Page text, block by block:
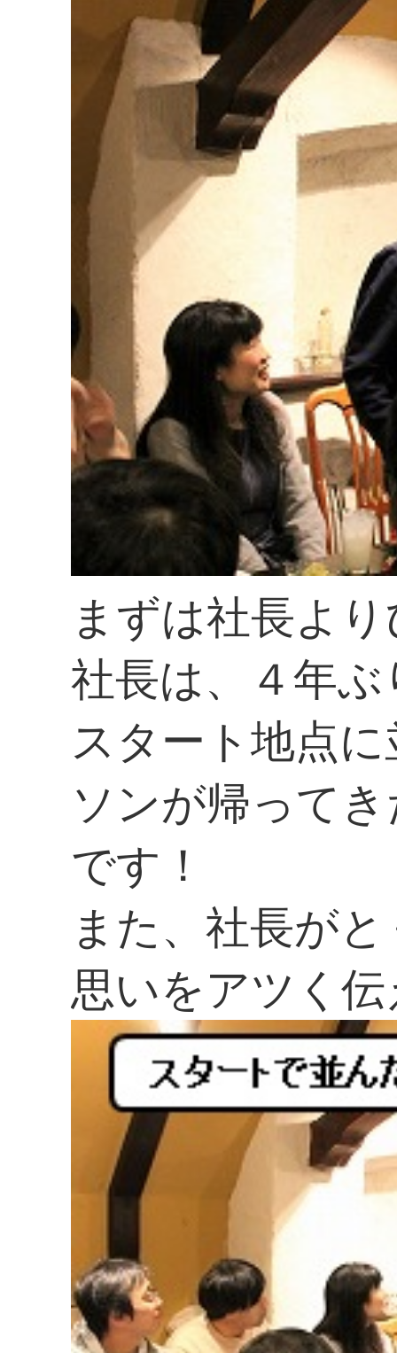
まずは社長よ
社長は、４年
スタート地点
ソンが帰って
です！
また、社長が
思いをアツく